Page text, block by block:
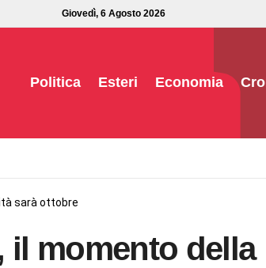
Giovedì, 6 Agosto 2026
Politica Esteri Economia
sarà ottobre
il momento della